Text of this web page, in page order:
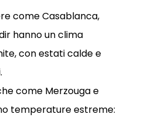
come Casablanca,
hanno un clima
con estati calde e
come Merzouga e
temperature estreme: